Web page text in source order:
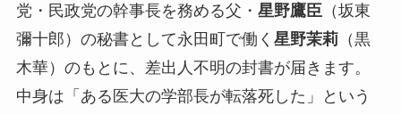
党・民政党の幹事長を務める父・ 星野鷹臣（坂東
彌十郎）の秘書として永田町で働く 星野茉莉（黒
木華）のもとに、差出人不明の封書が届きます。
中身は「ある医大の学部長が転落死した」という